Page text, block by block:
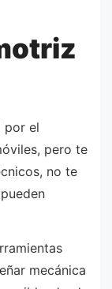
por el
pero te
no te
mecánica